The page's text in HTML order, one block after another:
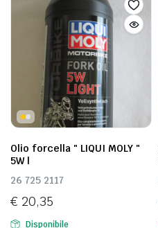
Olio forcella " LIQUI MOLY "
5W l
26 725 2117
€ 20,35
Disponibile